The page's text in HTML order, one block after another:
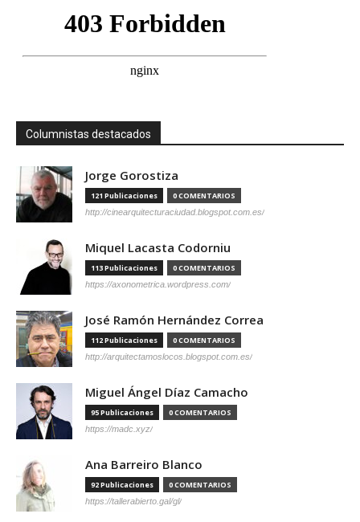
Columnistas destacados
Jorge Gorostiza
121 Publicaciones 0 COMENTARIOS
http://cinearquitecturaciudad.blogspot.com.es/
Miquel Lacasta Codorniu
113 Publicaciones 0 COMENTARIOS
https://axonometrica.wordpress.com/
José Ramón Hernández Correa
112 Publicaciones 0 COMENTARIOS
http://arquitectamoslocos.blogspot.com.es/
Miguel Ángel Díaz Camacho
95 Publicaciones 0 COMENTARIOS
https://madc.xyz/
Ana Barreiro Blanco
92 Publicaciones 0 COMENTARIOS
https://tallerabierto.gal/gl/